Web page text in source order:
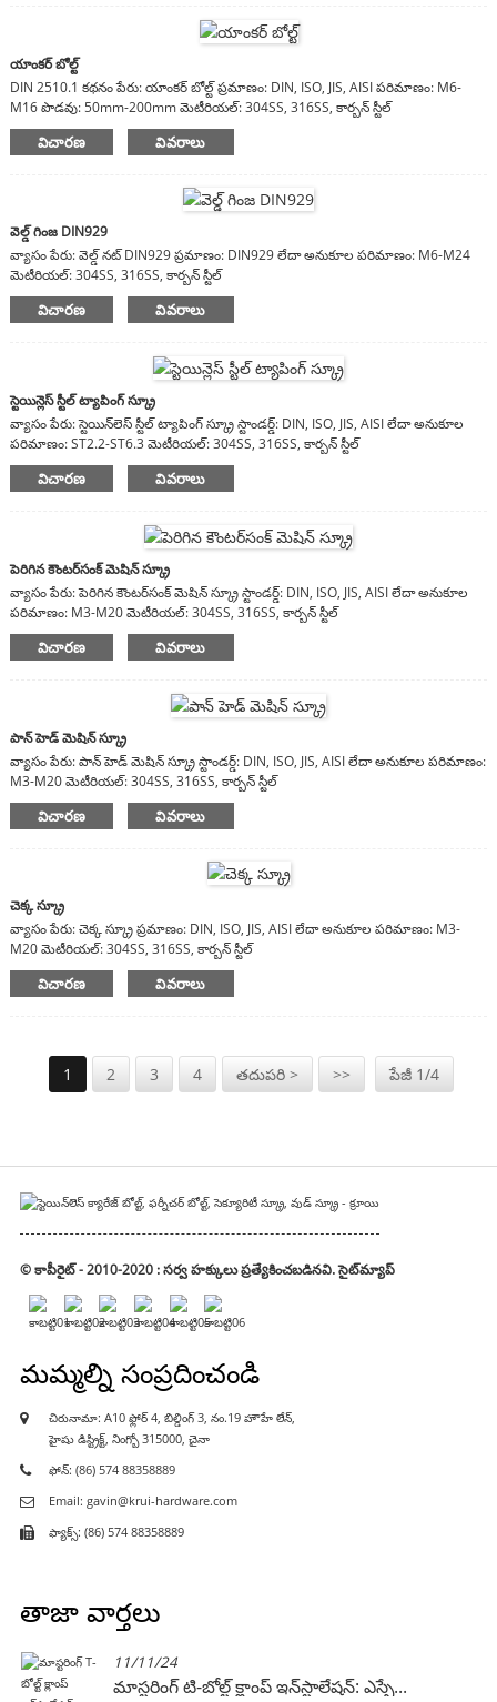
యాంకర్ బోల్ట్
DIN 2510.1 కథనం పేరు: యాంకర్ బోల్ట్ ప్రమాణం: DIN, ISO, JIS, AISI పరిమాణం: M6-
M16 పొడవు: 50mm-200mm మెటీరియల్: 304SS, 316SS, కార్బన్ స్టీల్
విచారణ వివరాలు
వెల్డ్ గింజ DIN929
వ్యాసం పేరు: వెల్డ్ నట్ DIN929 ప్రమాణం: DIN929 లేదా అనుకూల పరిమాణం: M6-M24
మెటీరియల్: 304SS, 316SS, కార్బన్ స్టీల్
విచారణ వివరాలు
స్టెయిన్లెస్ స్టీల్ ట్యాపింగ్ స్క్రూ
వ్యాసం పేరు: స్టెయిన్‌లెస్ స్టీల్ ట్యాపింగ్ స్క్రూ స్టాండర్డ్: DIN, ISO, JIS, AISI లేదా అనుకూల
పరిమాణం: ST2.2-ST6.3 మెటీరియల్: 304SS, 316SS, కార్బన్ స్టీల్
విచారణ వివరాలు
పెరిగిన కౌంటర్‌సంక్ మెషిన్ స్క్రూ
వ్యాసం పేరు: పెరిగిన కౌంటర్‌సంక్ మెషిన్ స్క్రూ స్టాండర్డ్: DIN, ISO, JIS, AISI లేదా అనుకూల
పరిమాణం: M3-M20 మెటీరియల్: 304SS, 316SS, కార్బన్ స్టీల్
విచారణ వివరాలు
పాన్ హెడ్ మెషిన్ స్క్రూ
వ్యాసం పేరు: పాన్ హెడ్ మెషిన్ స్క్రూ స్టాండర్డ్: DIN, ISO, JIS, AISI లేదా అనుకూల పరిమాణం:
M3-M20 మెటీరియల్: 304SS, 316SS, కార్బన్ స్టీల్
విచారణ వివరాలు
చెక్క స్క్రూ
వ్యాసం పేరు: చెక్క స్క్రూ ప్రమాణం: DIN, ISO, JIS, AISI లేదా అనుకూల పరిమాణం: M3-
M20 మెటీరియల్: 304SS, 316SS, కార్బన్ స్టీల్
విచారణ వివరాలు
1 2 3 4 తదుపరి > >> పేజీ 1/4
© కాపీరైట్ - 2010-2020 : సర్వ హక్కులు ప్రత్యేకించబడినవి.సైట్‌మ్యాప్
మమ్మల్ని సంప్రదించండి
చిరునామా: A10 ఫ్లోర్ 4, బిల్డింగ్ 3, నం.19 హౌహే లేన్,
హైషు డిస్ట్రిక్ట్, నింగ్బో 315000, చైనా
ఫోన్: (86) 574 88358889
Email: gavin@krui-hardware.com
ఫ్యాక్స్: (86) 574 88358889
తాజా వార్తలు
11/11/24
మాస్టరింగ్ టి-బోల్ట్ క్లాంప్ ఇన్‌స్టాలేషన్: ఎస్సే...